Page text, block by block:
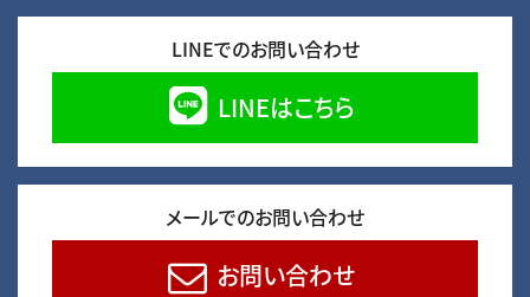
LINEでのお問い合わせ
LINEはこちら
メールでのお問い合わせ
お問い合わせ